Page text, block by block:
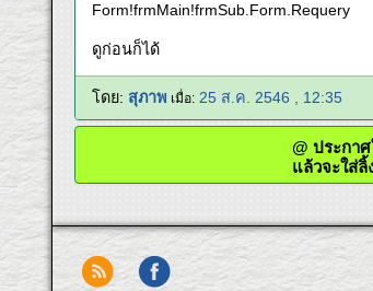
Form!frmMain!frmSub.Form.Requery
ดูก่อนก็ได้
โดย: สุภาพ เมื่อ: 25 ส.ค. 2546 , 12:35
@ ประ
แล้วจะ